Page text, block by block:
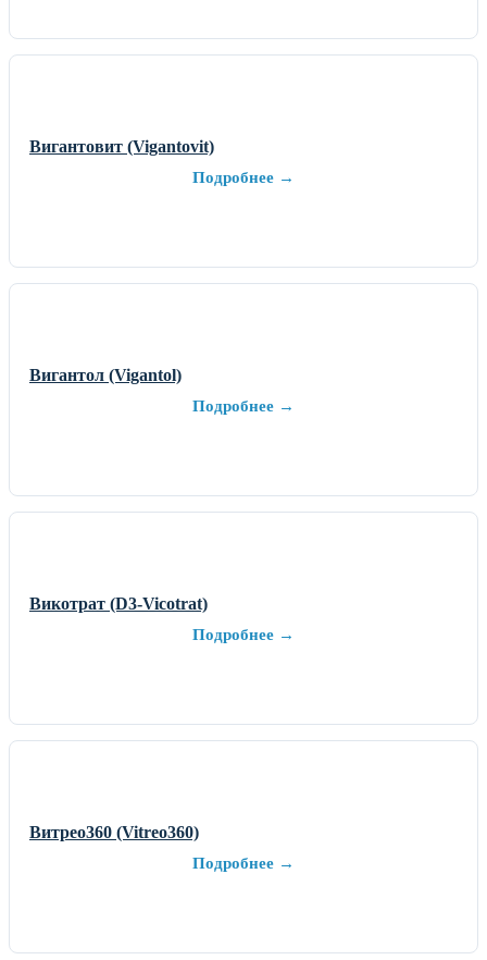
Вигантовит (Vigantovit)
Подробнее →
Вигантол (Vigantol)
Подробнее →
Викотрат (D3-Vicotrat)
Подробнее →
Витрео360 (Vitreo360)
Подробнее →